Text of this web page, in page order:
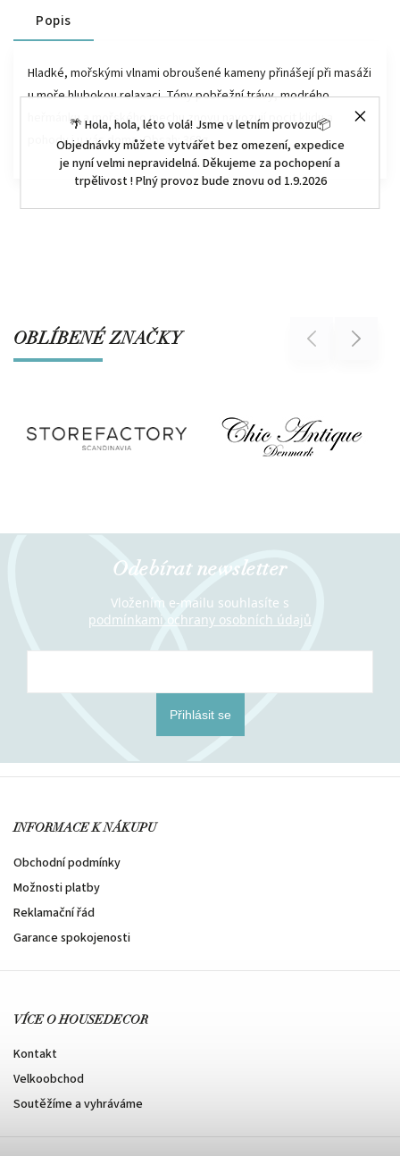
🌴 Hola, hola, léto volá! Jsme v letním provozu📦
Objednávky můžete vytvářet bez omezení, expedice
je nyní velmi nepravidelná. Děkujeme za pochopení a
trpělivost ! Plný provoz bude znovu od 1.9.2026
Popis
Hladké, mořskými vlnami obroušené kameny přinášejí při masáži
u moře hlubokou relaxaci. Tóny pobřežní trávy, modrého
heřmánku a mořského mechu znovu navozují pocit klidu a
pohody i u vás doma. Obsah: 368g
OBLÍBENÉ ZNAČKY Previous Next
Odebírat newsletter
Vložením e-mailu souhlasíte s
podmínkami ochrany osobních údajů
Přihlásit se
INFORMACE K NÁKUPU
Obchodní podmínky
Možnosti platby
Reklamační řád
Garance spokojenosti
VÍCE O HOUSEDECOR
Kontakt
Velkoobchod
Soutěžíme a vyhráváme